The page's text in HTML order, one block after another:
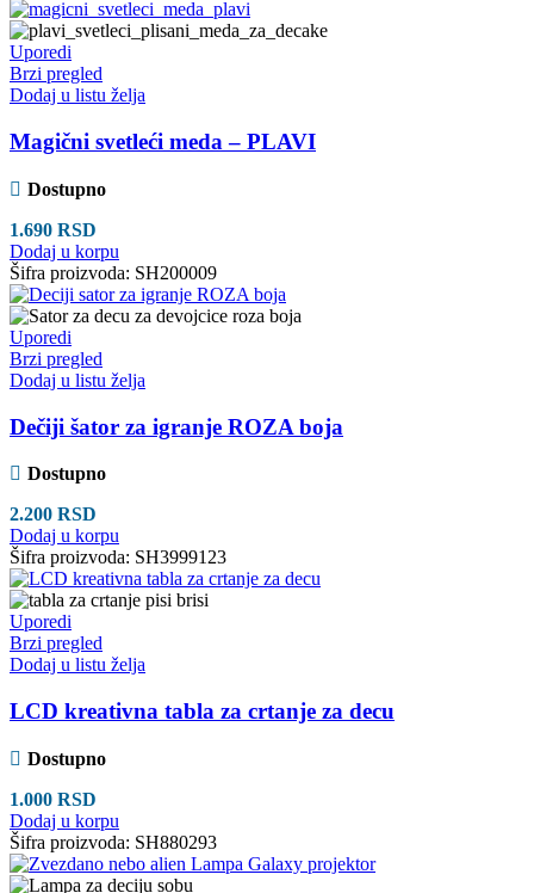
Uporedi
Brzi pregled
Dodaj u listu želja
Magični svetleći meda – PLAVI
Dostupno
1.690 RSD
Dodaj u korpu
Šifra proizvoda: SH200009
Uporedi
Brzi pregled
Dodaj u listu želja
Dečiji šator za igranje ROZA boja
Dostupno
2.200 RSD
Dodaj u korpu
Šifra proizvoda: SH3999123
Uporedi
Brzi pregled
Dodaj u listu želja
LCD kreativna tabla za crtanje za decu
Dostupno
1.000 RSD
Dodaj u korpu
Šifra proizvoda: SH880293